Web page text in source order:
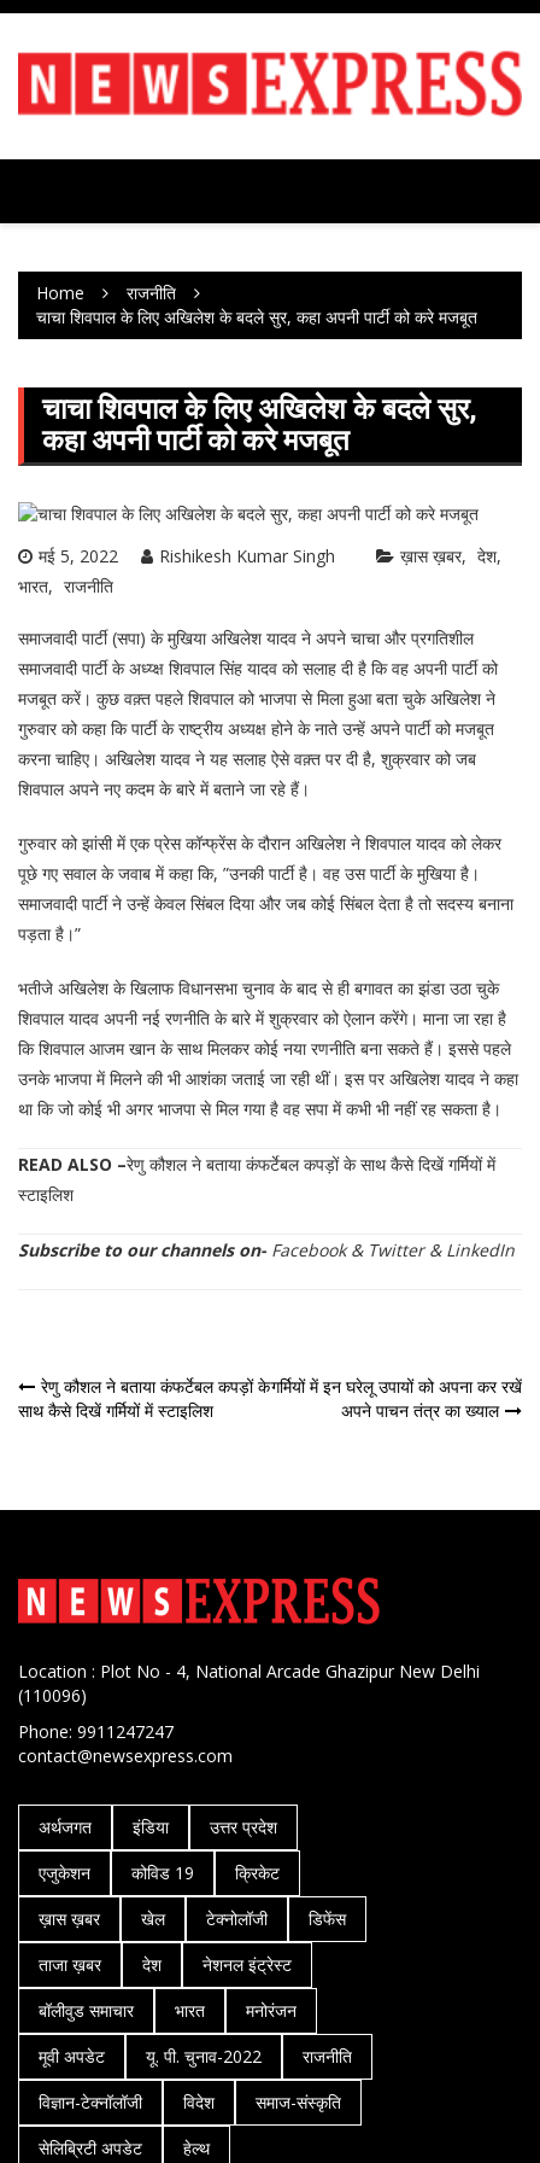
Skip
content
Home
राजनीति
चाचा शिवपाल के लिए अखिलेश के बदले सुर, कहा अपनी पार्टी को करे मजबूत
चाचा शिवपाल के लिए अखिलेश के बदले सुर,
कहा अपनी पार्टी को करे मजबूत
मई 5, 2022 Rishikesh Kumar Singh ख़ास ख़बर
देश
भारत
राजनीति
समाजवादी पार्टी (सपा) के मुखिया अखिलेश यादव ने अपने चाचा और प्रगतिशील
समाजवादी पार्टी के अध्य्क्ष शिवपाल सिंह यादव को सलाह दी है कि वह अपनी पार्टी को
मजबूत करें। कुछ वक़्त पहले शिवपाल को भाजपा से मिला हुआ बता चुके अखिलेश ने
गुरुवार को कहा कि पार्टी के राष्ट्रीय अध्यक्ष होने के नाते उन्हें अपने पार्टी को मजबूत
करना चाहिए। अखिलेश यादव ने यह सलाह ऐसे वक़्त पर दी है, शुक्रवार को जब
शिवपाल अपने नए कदम के बारे में बताने जा रहे हैं।
गुरुवार को झांसी में एक प्रेस कॉन्फ्रेंस के दौरान अखिलेश ने शिवपाल यादव को लेकर
पूछे गए सवाल के जवाब में कहा कि, ”उनकी पार्टी है। वह उस पार्टी के मुखिया है।
समाजवादी पार्टी ने उन्हें केवल सिंबल दिया और जब कोई सिंबल देता है तो सदस्य बनाना
पड़ता है।”
भतीजे अखिलेश के खिलाफ विधानसभा चुनाव के बाद से ही बगावत का झंडा उठा चुके
शिवपाल यादव अपनी नई रणनीति के बारे में शुक्रवार को ऐलान करेंगे। माना जा रहा है
कि शिवपाल आजम खान के साथ मिलकर कोई नया रणनीति बना सकते हैं। इससे पहले
उनके भाजपा में मिलने की भी आशंका जताई जा रही थीं। इस पर अखिलेश यादव ने कहा
था कि जो कोई भी अगर भाजपा से मिल गया है वह सपा में कभी भी नहीं रह सकता है।
READ ALSO –रेणु कौशल ने बताया कंफर्टेबल कपड़ों के साथ कैसे दिखें गर्मियों में
स्टाइलिश
Subscribe to our channels on- Facebook& Twitter& LinkedIn
पोस्ट
रेणु कौशल ने बताया कंफर्टेबल कपड़ों के
साथ कैसे दिखें गर्मियों में स्टाइलिश
गर्मियों में इन घरेलू उपायों को अपना कर रखें
अपने पाचन तंत्र का ख्याल
Location : Plot No - 4, National Arcade Ghazipur New Delhi
(110096)
Phone: 9911247247
contact@newsexpress.com
अर्थजगत इंडिया
उत्तर प्रदेश
एजुकेशन
कोविड 19
क्रिकेट
ख़ास ख़बर
खेल टेक्नोलॉजी
डिफेंस
ताजा ख़बर
देश
नेशनल इंट्रेस्ट
बॉलीवुड समाचार
भारत
मनोरंजन
मूवी अपडेट
यू. पी. चुनाव-2022
राजनीति
विज्ञान-टेक्नॉलॉजी
विदेश
समाज-संस्कृति
सेलिब्रिटी अपडेट
हेल्थ